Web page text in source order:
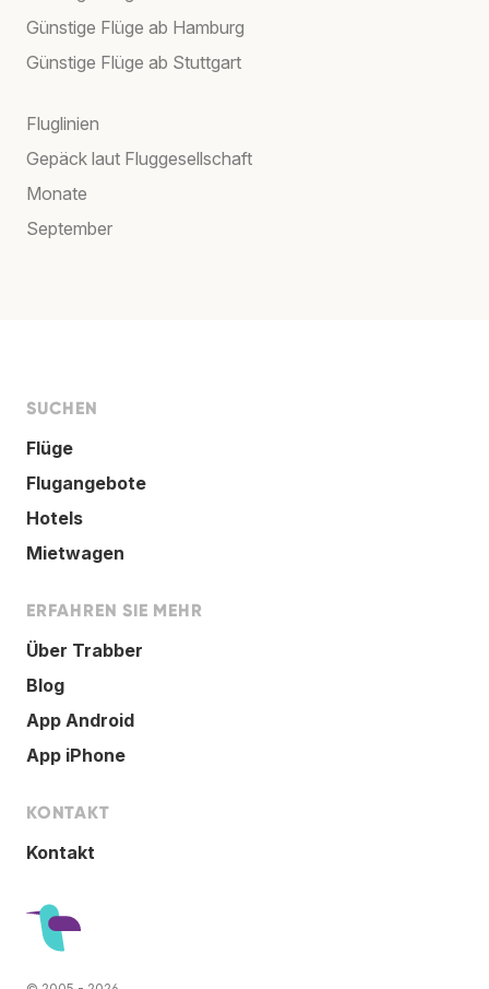
Günstige Flüge ab Hamburg
Günstige Flüge ab Stuttgart
Fluglinien
Gepäck laut Fluggesellschaft
Monate
September
SUCHEN
Flüge
Flugangebote
Hotels
Mietwagen
ERFAHREN SIE MEHR
Über Trabber
Blog
App Android
App iPhone
KONTAKT
Kontakt